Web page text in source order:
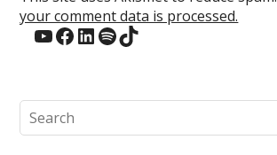
your comment data is processed.
YouTube
Facebook
LinkedIn
Spotify
TikTok